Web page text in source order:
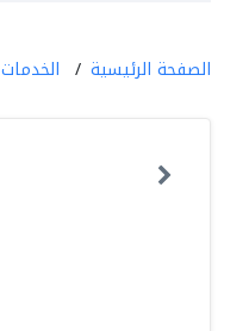
الصفحة الرئيسية الخدمات